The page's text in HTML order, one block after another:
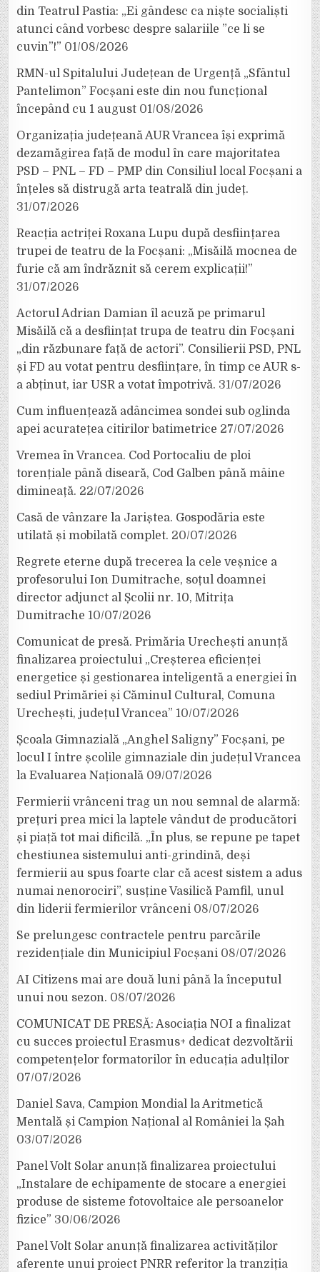
din Teatrul Pastia: „Ei gândesc ca niște socialiști
atunci când vorbesc despre salariile ”ce li se
cuvin”!” 01/08/2026
RMN-ul Spitalului Județean de Urgență „Sfântul
Pantelimon” Focșani este din nou funcțional
începând cu 1 august 01/08/2026
Organizația județeană AUR Vrancea își exprimă
dezamăgirea față de modul în care majoritatea
PSD – PNL – FD – PMP din Consiliul local Focșani a
înțeles să distrugă arta teatrală din județ.
31/07/2026
Reacția actriței Roxana Lupu după desființarea
trupei de teatru de la Focșani: „Misăilă mocnea de
furie că am îndrăznit să cerem explicații!”
31/07/2026
Actorul Adrian Damian îl acuză pe primarul
Misăilă că a desființat trupa de teatru din Focșani
„din răzbunare față de actori”. Consilierii PSD, PNL
și FD au votat pentru desființare, în timp ce AUR s-
a abținut, iar USR a votat împotrivă. 31/07/2026
Cum influențează adâncimea sondei sub oglinda
apei acuratețea citirilor batimetrice 27/07/2026
Vremea în Vrancea. Cod Portocaliu de ploi
torențiale până diseară, Cod Galben până mâine
dimineață. 22/07/2026
Casă de vânzare la Jariștea. Gospodăria este
utilată și mobilată complet. 20/07/2026
Regrete eterne după trecerea la cele veșnice a
profesorului Ion Dumitrache, soțul doamnei
director adjunct al Școlii nr. 10, Mitrița
Dumitrache 10/07/2026
Comunicat de presă. Primăria Urechești anunță
finalizarea proiectului „Creșterea eficienței
energetice și gestionarea inteligentă a energiei în
sediul Primăriei și Căminul Cultural, Comuna
Urechești, județul Vrancea” 10/07/2026
Școala Gimnazială „Anghel Saligny” Focșani, pe
locul I între școlile gimnaziale din județul Vrancea
la Evaluarea Națională 09/07/2026
Fermierii vrânceni trag un nou semnal de alarmă:
prețuri prea mici la laptele vândut de producători
și piață tot mai dificilă. „În plus, se repune pe tapet
chestiunea sistemului anti-grindină, deși
fermierii au spus foarte clar că acest sistem a adus
numai nenorociri”, susține Vasilică Pamfil, unul
din liderii fermierilor vrânceni 08/07/2026
Se prelungesc contractele pentru parcările
rezidențiale din Municipiul Focșani 08/07/2026
AI Citizens mai are două luni până la începutul
unui nou sezon. 08/07/2026
COMUNICAT DE PRESĂ: Asociația NOI a finalizat
cu succes proiectul Erasmus+ dedicat dezvoltării
competențelor formatorilor în educația adulților
07/07/2026
Daniel Sava, Campion Mondial la Aritmetică
Mentală și Campion Național al României la Șah
03/07/2026
Panel Volt Solar anunță finalizarea proiectului
„Instalare de echipamente de stocare a energiei
produse de sisteme fotovoltaice ale persoanelor
fizice” 30/06/2026
Panel Volt Solar anunță finalizarea activităților
aferente unui proiect PNRR referitor la tranziția